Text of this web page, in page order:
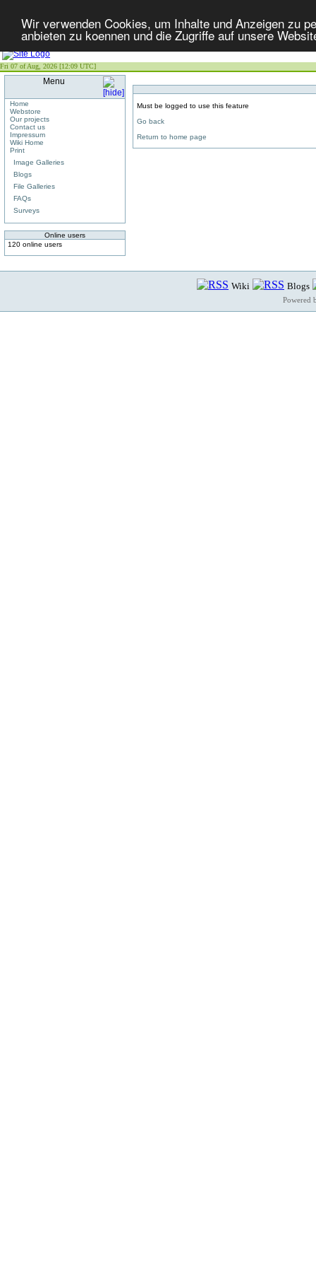
Wir verwenden Cookies, um Inhalte und Anzeigen zu
anbieten zu koennen und die Zugriffe auf unsere
Fri 07 of Aug, 2026 [12:09 UTC]
Menu
Home
Webstore
Our projects
Contact us
Impressum
Wiki Home
Print
Image Galleries
Blogs
File Galleries
FAQs
Surveys
Online users
120 online users
Must be logged to use this feature
Go back
Return to home page
Wiki Blogs
Powered